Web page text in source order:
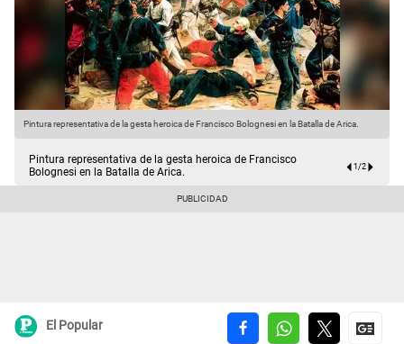
Pintura representativa de la gesta heroica de Francisco Bolognesi en la Batalla de Arica.
Pintura representativa de la gesta heroica de Francisco
Bolognesi en la Batalla de Arica.
1/2
El Popular